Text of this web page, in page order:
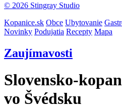
© 2026 Stingray Studio
Kopanice.sk Obce Ubytovanie
Novinky Podujatia Recepty Mapa
Zaujímavosti
Slovensko-
vo Švédsku